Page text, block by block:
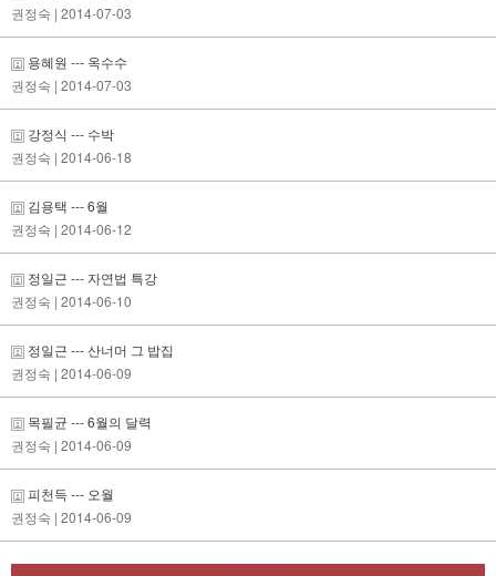
권정숙 | 2014-07-03
용혜원 --- 옥수수
권정숙 | 2014-07-03
강정식 --- 수박
권정숙 | 2014-06-18
김용택 --- 6월
권정숙 | 2014-06-12
정일근 --- 자연법 특강
권정숙 | 2014-06-10
정일근 --- 산너머 그 밥집
권정숙 | 2014-06-09
목필균 --- 6월의 달력
권정숙 | 2014-06-09
피천득 --- 오월
권정숙 | 2014-06-09